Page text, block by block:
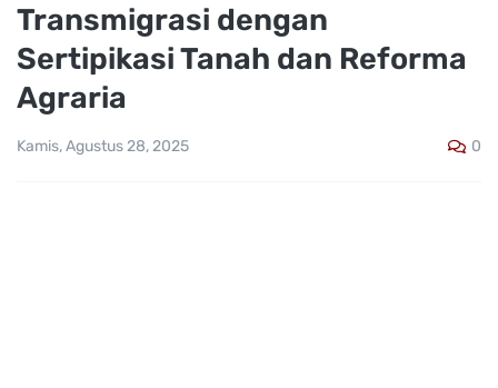
Transmigrasi dengan
Sertipikasi Tanah dan Reforma
Agraria
Kamis, Agustus 28, 2025 0